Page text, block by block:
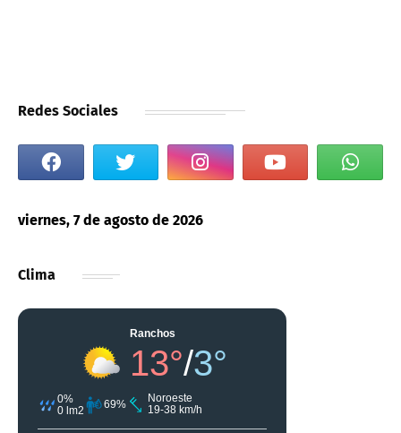
Redes Sociales
viernes, 7 de agosto de 2026
Clima